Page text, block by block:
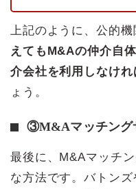
上記のように、公的
えてもM&Aの仲介自
介会社を利用しなけ
ょう。
③M&Aマッチング
最後に、M&Aマッチ
な方法です。バトン